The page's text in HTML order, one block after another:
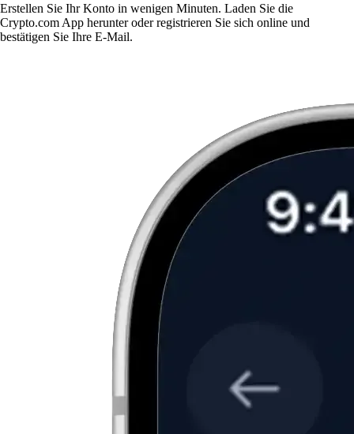
Erstellen Sie Ihr Konto in wenigen Minuten. Laden Sie die
Crypto.com App herunter oder registrieren Sie sich online und
bestätigen Sie Ihre E-Mail.